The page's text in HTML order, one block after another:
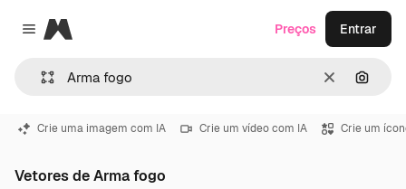
Close menu
Magnific
Limpar
Preços Entrar
Crie uma imagem com IA Crie um vídeo com IA Crie um
Vetores de Arma fogo